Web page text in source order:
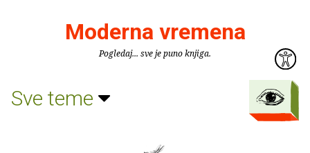
Moderna vremena
Pogledaj... sve je puno knjiga.
Sve teme